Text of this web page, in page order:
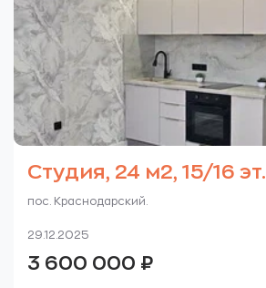
Студия, 24 м2, 15/16 эт.
пос. Краснодарский.
29.12.2025
3 600 000 ₽